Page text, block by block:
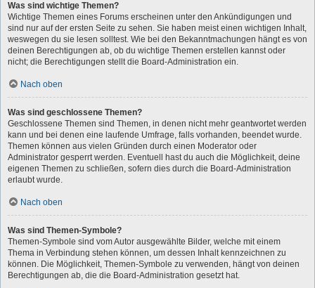
Was sind wichtige Themen?
Wichtige Themen eines Forums erscheinen unter den Ankündigungen und
sind nur auf der ersten Seite zu sehen. Sie haben meist einen wichtigen Inhalt,
weswegen du sie lesen solltest. Wie bei den Bekanntmachungen hängt es von
deinen Berechtigungen ab, ob du wichtige Themen erstellen kannst oder
nicht; die Berechtigungen stellt die Board-Administration ein.
Nach oben
Was sind geschlossene Themen?
Geschlossene Themen sind Themen, in denen nicht mehr geantwortet werden
kann und bei denen eine laufende Umfrage, falls vorhanden, beendet wurde.
Themen können aus vielen Gründen durch einen Moderator oder
Administrator gesperrt werden. Eventuell hast du auch die Möglichkeit, deine
eigenen Themen zu schließen, sofern dies durch die Board-Administration
erlaubt wurde.
Nach oben
Was sind Themen-Symbole?
Themen-Symbole sind vom Autor ausgewählte Bilder, welche mit einem
Thema in Verbindung stehen können, um dessen Inhalt kennzeichnen zu
können. Die Möglichkeit, Themen-Symbole zu verwenden, hängt von deinen
Berechtigungen ab, die die Board-Administration gesetzt hat.